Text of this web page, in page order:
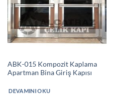
ABK-015 Kompozit Kaplama
Apartman Bina Giriş Kapısı
DEVAMINI OKU